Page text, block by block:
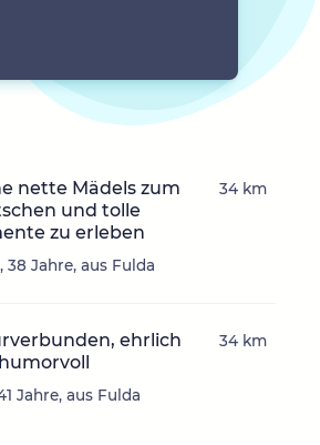
nette Mädels zum
und tolle
zu erleben
38 Jahre, aus Fulda
34 km
ehrlich
Jahre, aus Fulda
34 km